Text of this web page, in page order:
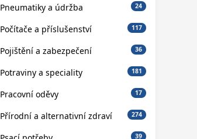
Pneumatiky a údržba 24
Počítače a příslušenství 117
Pojištění a zabezpečení 36
Potraviny a speciality 181
Pracovní oděvy 17
Přírodní a alternativní zdraví 274
39